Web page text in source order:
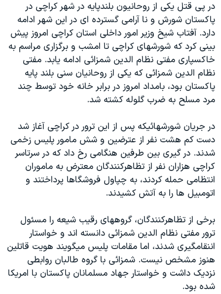
جهش
به
جستجو
گزیده‌ها
ویژه برنامه‌ها
ویدیوها
فرهنگ و زندگی
حقوق شهروندی
اقتصادی
علم و فناوری
اسرائیل در جنگ
گالری عکس
آرشیو پخش زنده
عملیات خشم حماسی
۲۵۰سالگی آمریکا
بایگانی برنامه‌های تلویزیونی
مستندها
انتخابات ریاست جمهوری آمریکا ۲۰۲۴
حمله جمهوری اسلامی به اسرائیل
رمز مهسا
ورزش زنان در ایران
اعتراضات زن، زندگی، آزادی
مجموعه مستندهای دادخواهی
تریبونال مردمی آبان ۹۸
چهل سال گروگان‌گیری
قانون شفافیت دارائی کادر رهبری ایران
اعتراضات مردمی آبان ۹۸
اسرائیل در جنگ
پخش رادیویی
یادگیری زبان انگلیسی
دنبال کنید
زبانهای مختلف
در پی قتل يکی از روحانيون بلندپايه در شهر کراچی در
پاکستان شورش و نا آرامی گسترده ای در اين شهر ادامه
دارد. آفتاب شيخ وزير امور داخلی استان کراچی امروز پيش
بينی کرد که شورشهای کراچی تا امشب و برگزاری مراسم به
خاکسپاری مفتی نظام الدين شمزائی ادامه يابد. مفتی
نظام الدين شمزائی که يکی از روحانيان سنی بلند پايه
پاکستان بود، بامداد امروز در برابر خانه خود توسط چند
مرد مسلح به ضرب گلوله کشته شد.
در جريان شورشهائيکه پس از اين ترور در کراچی آغاز شد
دست کم هشت نفر از عترضين و شش مامور پليس زخمی
شدند. در گيری بين طرفين هنگامی رخ داد که در سرتاسر
کراچی هزاران نفر از تظاهرکنندگان معترض به ماموران
انتظامی حمله کردند، به چپاول فروشگاها پرداختند و
اتومبيل ها را به آتش کشيدند.
برخی از تظاهرکنندگان، گروههای رقيب شيعه را مسئول
ترور مفتی نظام الدين شمزائی دانسته اند و خواستار
اننقامگيری شدند، اما مقامات پليس ميگويند هويت قاتلين
هنوز مشخص نيست. شمزائی با گروه طالبان روابطی
نزديک داشت و خواستار جهاد مسلمانان پاکستان با امريکا
شده بود.